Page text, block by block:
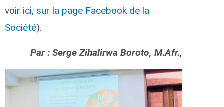
voir ici, sur la page Facebook de la
Société).
Par : Serge Zihalirwa Boroto, M.Afr.,